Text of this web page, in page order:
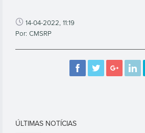
14-04-2022, 11:19
Por: CMSRP
ÚLTIMAS NOTÍCIAS